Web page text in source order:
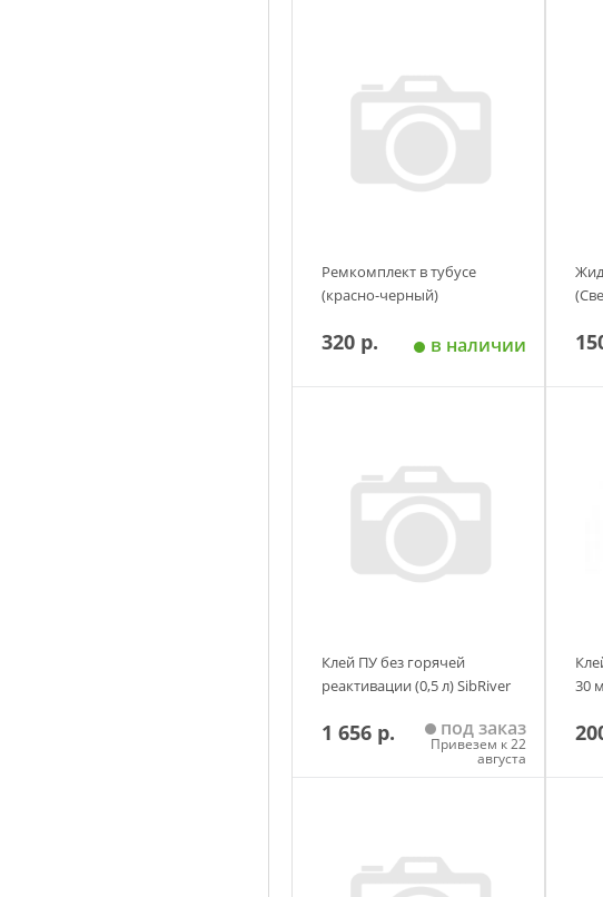
Ремкомплект в тубусе
(красно-черный)
320 р. в наличии
Клей ПУ без горячей
реактивации (0,5 л) SibRiver
1 656 р. под заказ
Привезем к 22
августа
30